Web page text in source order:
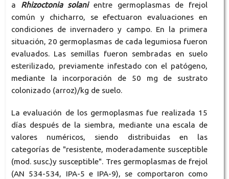
a Rhizoctonia solanientre germoplasmas de frejol
común y chicharro, se efectuaron evaluaciones en
condiciones de invernadero y campo. En la primera
situación, 20 germoplasmas de cada legumiosa fueron
evaluados. Las semillas fueron sembradas en suelo
esterilizado, previamente infestado con el patógeno,
mediante la incorporación de 50 mg de sustrato
colonizado (arroz)/kg de suelo.
La evaluación de los germoplasmas fue realizada 15
días después de la siembra, mediante una escala de
valores numéricos, siendo distribuidas en las
categorías de "resistente, moderadamente susceptible
(mod. susc.)y susceptible". Tres germoplasmas de frejol
(AN 534-534, IPA-5 e IPA-9), se comportaron como